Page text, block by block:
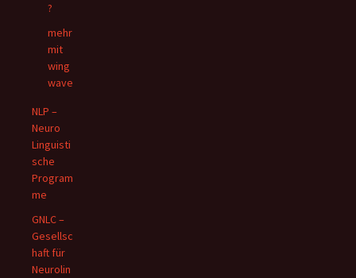
?
mehr
mit
wing
wave
NLP –
Neuro
Linguisti
sche
Program
me
GNLC –
Gesellsc
haft für
Neurolin